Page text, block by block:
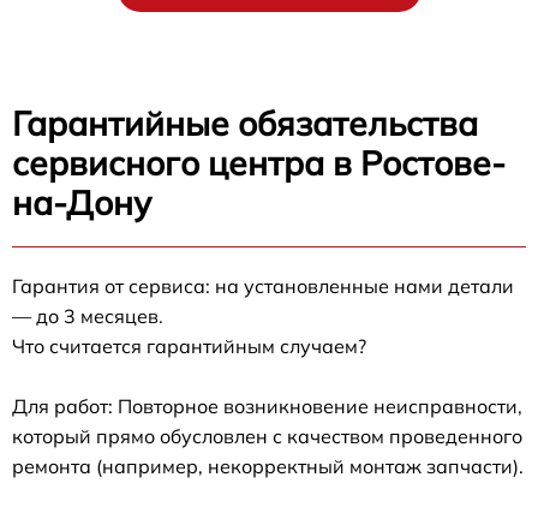
Гарантийные обязательства
сервисного центра в Ростове-
на-Дону
Гарантия от сервиса: на установленные нами детали
— до 3 месяцев.
Что считается гарантийным случаем?
Для работ: Повторное возникновение неисправности,
который прямо обусловлен с качеством проведенного
ремонта (например, некорректный монтаж запчасти).